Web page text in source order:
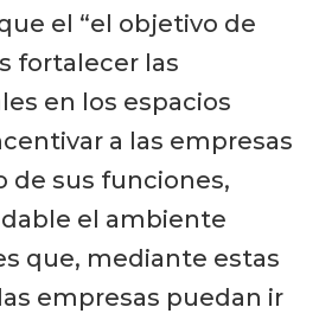
el “el objetivo de
fortalecer las
en los espacios
a las empresas
de sus funciones,
el ambiente
que, mediante estas
empresas puedan ir